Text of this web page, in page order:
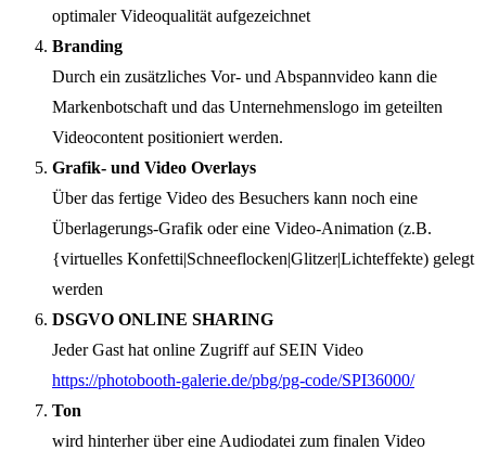
optimaler Videoqualität aufgezeichnet
Branding
Durch ein zusätzliches Vor- und Abspannvideo kann die
Markenbotschaft und das Unternehmenslogo im geteilten
Videocontent positioniert werden.
Grafik- und Video Overlays
Über das fertige Video des Besuchers kann noch eine
Überlagerungs-Grafik oder eine Video-Animation (z.B.
{virtuelles Konfetti|Schneeflocken|Glitzer|Lichteffekte) gelegt
werden
DSGVO ONLINE SHARING
Jeder Gast hat online Zugriff auf SEIN Video
https://photobooth-galerie.de/pbg/pg-code/SPI36000/
Ton
wird hinterher über eine Audiodatei zum finalen Video